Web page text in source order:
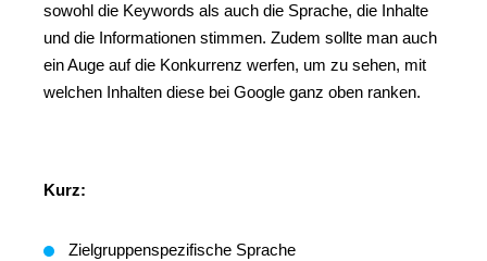
sowohl die Keywords als auch die Sprache, die Inhalte
und die Informationen stimmen. Zudem sollte man auch
ein Auge auf die Konkurrenz werfen, um zu sehen, mit
welchen Inhalten diese bei Google ganz oben ranken.
Kurz:
Zielgruppenspezifische Sprache